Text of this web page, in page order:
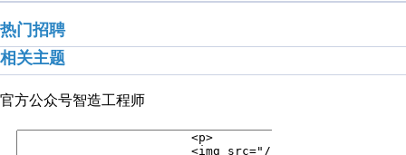
热门招聘
相关主题
官方公众号智造工程师